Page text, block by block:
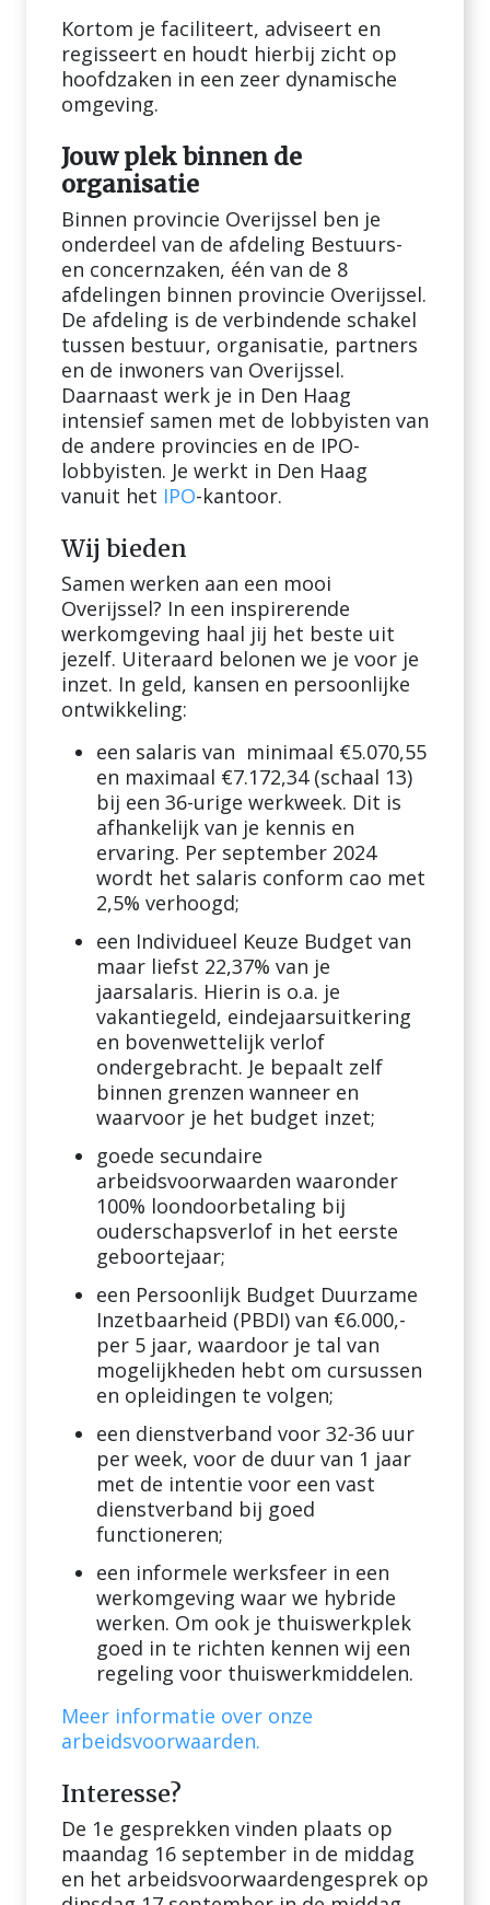
Kortom je faciliteert, adviseert en
regisseert en houdt hierbij zicht op
hoofdzaken in een zeer dynamische
omgeving.
Jouw plek binnen de
organisatie
Binnen provincie Overijssel ben je
onderdeel van de afdeling Bestuurs-
en concernzaken, één van de 8
afdelingen binnen provincie Overijssel.
De afdeling is de verbindende schakel
tussen bestuur, organisatie, partners
en de inwoners van Overijssel.
Daarnaast werk je in Den Haag
intensief samen met de lobbyisten van
de andere provincies en de IPO-
lobbyisten. Je werkt in Den Haag
vanuit het IPO-kantoor.
Wij bieden
Samen werken aan een mooi
Overijssel? In een inspirerende
werkomgeving haal jij het beste uit
jezelf. Uiteraard belonen we je voor je
inzet. In geld, kansen en persoonlijke
ontwikkeling:
een salaris van minimaal €5.070,55
en maximaal €7.172,34 (schaal 13)
bij een 36-urige werkweek. Dit is
afhankelijk van je kennis en
ervaring. Per september 2024
wordt het salaris conform cao met
2,5% verhoogd;
een Individueel Keuze Budget van
maar liefst 22,37% van je
jaarsalaris. Hierin is o.a. je
vakantiegeld, eindejaarsuitkering
en bovenwettelijk verlof
ondergebracht. Je bepaalt zelf
binnen grenzen wanneer en
waarvoor je het budget inzet;
goede secundaire
arbeidsvoorwaarden waaronder
100% loondoorbetaling bij
ouderschapsverlof in het eerste
geboortejaar;
een Persoonlijk Budget Duurzame
Inzetbaarheid (PBDI) van €6.000,-
per 5 jaar, waardoor je tal van
mogelijkheden hebt om cursussen
en opleidingen te volgen;
een dienstverband voor 32-36 uur
per week, voor de duur van 1 jaar
met de intentie voor een vast
dienstverband bij goed
functioneren;
een informele werksfeer in een
werkomgeving waar we hybride
werken. Om ook je thuiswerkplek
goed in te richten kennen wij een
regeling voor thuiswerkmiddelen.
Meer informatie over onze
arbeidsvoorwaarden.
Interesse?
De 1e gesprekken vinden plaats op
maandag 16 september in de middag
en het arbeidsvoorwaardengesprek op